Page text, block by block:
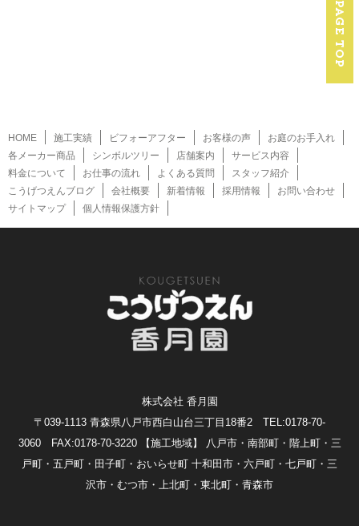
HOME 施工実績 ビフォーアフター お客様の声
お庭のお手入れ
各メーカー商品
シンボルツリー 店舗案内
サービス内容
料金について
お仕事の流れ よくある質問
スタッフ紹介
こうげつえんブログ
会社概要 新着情報 採用情報
お問い合わせ
サイトマップ
個人情報保護方針
株式会社 香月園
〒039-1113 青森県八戸市西白山台三丁目18番2 TEL:0178-70-
3060 FAX:0178-70-3220
【施工地域】 八戸市・南部町・階上町・三
戸町・五戸町・田子町・おいらせ町 十和田市・六戸町・七戸町・三
沢市・むつ市・上北町・東北町・青森市